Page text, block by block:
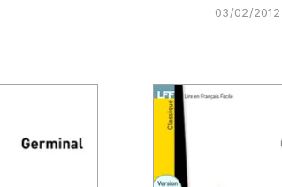
03/02/2012